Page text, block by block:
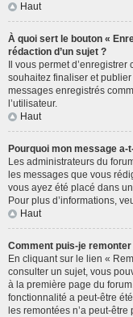
Haut
À quoi sert le bouton «
rédaction d’un sujet ?
Il vous permet
souhaitez finaliser et
messages enregistrés
l’utilisateur.
Haut
Pourquoi mon message a-
Les administrateurs du
les messages que vous
vous ayez été placé dans
Pour plus d’informations,
Haut
Comment puis-je
En cliquant sur le lien «
consulter un sujet, vous
à la première page du
fonctionnalité a peut-être
les remontées n’a peut-